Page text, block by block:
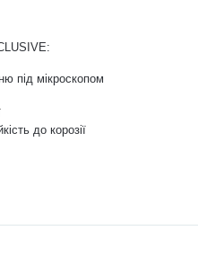
під мікроскопом
до корозії